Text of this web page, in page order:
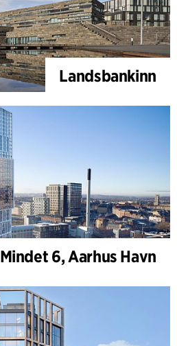
Landsbankinn
Mindet 6, Aarhus Havn